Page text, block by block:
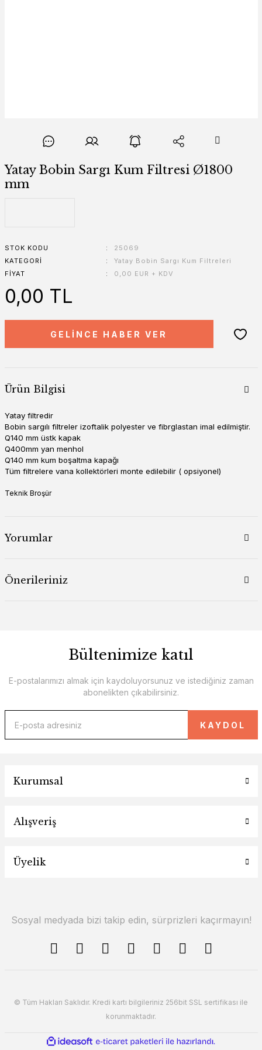
Yatay Bobin Sargı Kum Filtresi Ø1800
mm
STOK KODU
25069
KATEGORI
Yatay Bobin Sargı Kum Filtreleri
FIYAT
0,00 EUR + KDV
0,00 TL
GELİNCE HABER VER
Ürün Bilgisi
Yatay filtredir
Bobin sargılı filtreler izoftalik polyester ve fibrglastan imal edilmiştir.
Q140 mm üstk kapak
Q400mm yan menhol
Q140 mm kum boşaltma kapağı
Tüm filtrelere vana kollektörleri monte edilebilir ( opsiyonel)
Teknik Broşür
Yorumlar
Önerileriniz
Bültenimize katıl
E-postalarımızı almak için kaydoluyorsunuz ve istediğiniz zaman
abonelikten çıkabilirsiniz.
KAYDOL
Kurumsal
Alışveriş
Üyelik
Sosyal medyada bizi takip edin, sürprizleri kaçırmayın!
© Tüm Hakları Saklıdır. Kredi kartı bilgileriniz 256bit SSL sertifikası ile
korunmaktadır.
ideasoft
e-